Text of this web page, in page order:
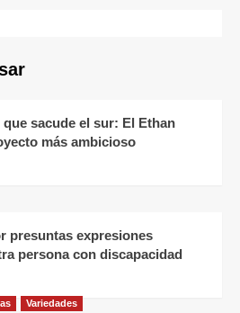
sacude el sur: El Ethan
más ambicioso
presuntas expresiones
persona con discapacidad
Variedades